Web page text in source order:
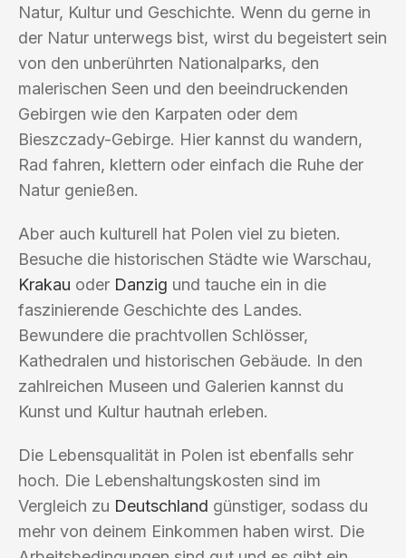
Natur, Kultur und Geschichte. Wenn du gerne in
der Natur unterwegs bist, wirst du begeistert sein
von den unberührten Nationalparks, den
malerischen Seen und den beeindruckenden
Gebirgen wie den Karpaten oder dem
Bieszczady-Gebirge. Hier kannst du wandern,
Rad fahren, klettern oder einfach die Ruhe der
Natur genießen.
Aber auch kulturell hat Polen viel zu bieten.
Besuche die historischen Städte wie Warschau,
Krakau oder Danzig und tauche ein in die
faszinierende Geschichte des Landes.
Bewundere die prachtvollen Schlösser,
Kathedralen und historischen Gebäude. In den
zahlreichen Museen und Galerien kannst du
Kunst und Kultur hautnah erleben.
Die Lebensqualität in Polen ist ebenfalls sehr
hoch. Die Lebenshaltungskosten sind im
Vergleich zu Deutschland günstiger, sodass du
mehr von deinem Einkommen haben wirst. Die